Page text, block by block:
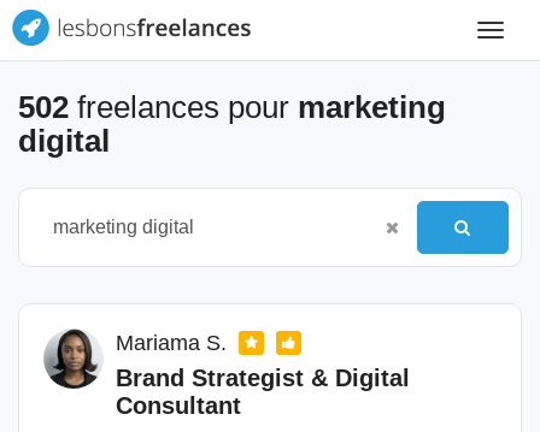
Toggle
502 freelances pour marketing
digital
Mariama S.
Brand Strategist & Digital
Consultant